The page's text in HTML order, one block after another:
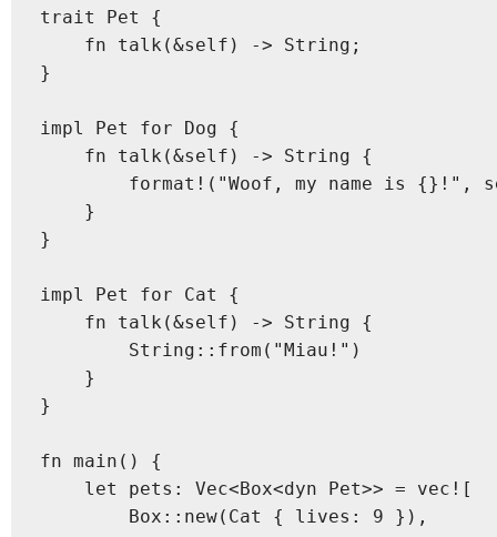
trait Pet {
    fn talk(&self) -> String;
}
impl Pet for Dog {
    fn talk(&self) -> String {
format!("Woof, my name is {}!",
    }
}
impl Pet for Cat {
    fn talk(&self) -> String {
        String::from("Miau!")
    }
}
fn main() {
    let pets: Vec<Box<dyn Pet>> = vec![
        Box::new(Cat { lives: 9 }),